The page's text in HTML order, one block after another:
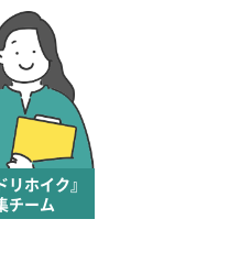
リホイク』
チーム